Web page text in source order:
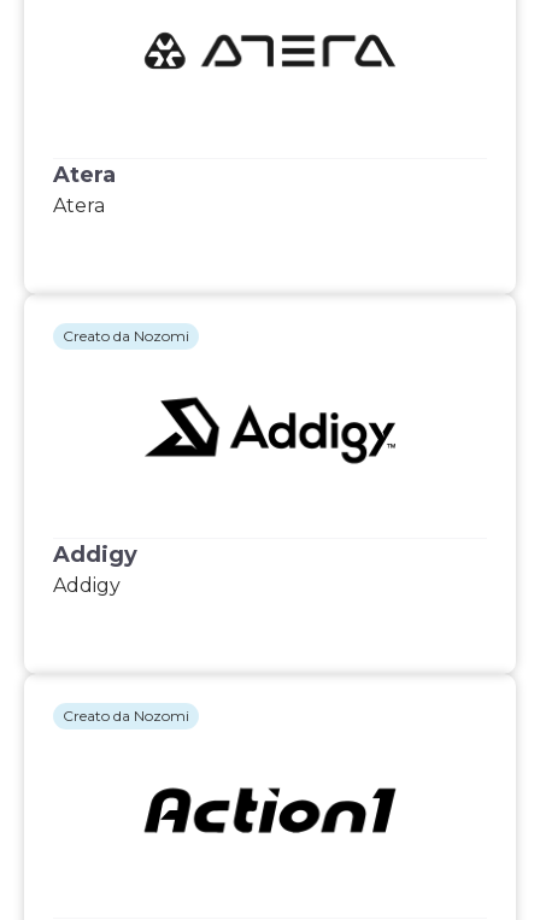
Atera
Atera
Addigy
Addigy
Creato da Nozomi
Creato da Nozomi